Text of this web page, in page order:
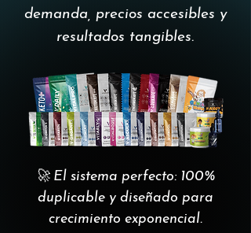
demanda, precios accesibles y
resultados tangibles.
🚀 El sistema perfecto: 100%
duplicable y diseñado para
crecimiento exponencial.